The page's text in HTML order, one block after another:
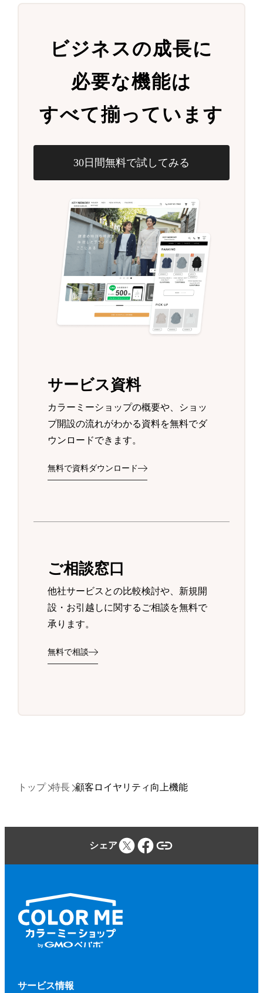
ビジネスの成長に
必要な機能は
すべて揃っています
30日間無料で試してみる
サービス資料
カラーミーショップの概要や、ショッ
プ開設の流れがわかる資料を無料でダ
ウンロードできます。
無料で資料ダウンロード
ご相談窓口
他社サービスとの比較検討や、新規開
設・お引越しに関するご相談を無料で
承ります。
無料で相談
トップ 特長 顧客ロイヤリティ向上機能
シェア
サービス情報